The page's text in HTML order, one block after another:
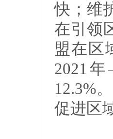
快；维
在引领
盟在区
2021
12.3%
促进区